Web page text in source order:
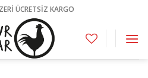
ÜCRETSİZ KARGO